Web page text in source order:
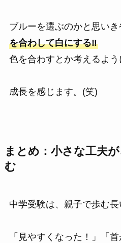
ブルーを選ぶのかと思いき
を合わして白にする‼
色を合わすとか考えるよ
成長を感じます。(笑)
まとめ：小さな工夫
む
中学受験は、親子で歩む長
「見やすくなった！」「